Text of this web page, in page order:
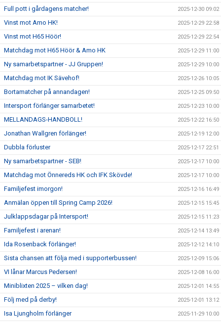
Full pott i gårdagens matcher! 2025-12-30 09:02
Vinst mot Amo HK! 2025-12-29 22:58
Vinst mot H65 Höör! 2025-12-29 22:54
Matchdag mot H65 Höör & Amo HK 2025-12-29 11:00
Ny samarbetspartner - JJ Gruppen! 2025-12-29 10:00
Matchdag mot IK Sävehof! 2025-12-26 10:05
Bortamatcher på annandagen! 2025-12-25 09:50
Intersport förlänger samarbetet! 2025-12-23 10:00
MELLANDAGS-HANDBOLL! 2025-12-22 16:50
Jonathan Wallgren förlänger! 2025-12-19 12:00
Dubbla förluster 2025-12-17 22:51
Ny samarbetspartner - SEB! 2025-12-17 10:00
Matchdag mot Önnereds HK och IFK Skövde! 2025-12-17 10:00
Familjefest imorgon! 2025-12-16 16:49
Anmälan öppen till Spring Camp 2026! 2025-12-15 15:45
Julklappsdagar på Intersport! 2025-12-15 11:23
Familjefest i arenan! 2025-12-14 13:49
Ida Rosenback förlänger! 2025-12-12 14:10
Sista chansen att följa med i supporterbussen! 2025-12-09 15:06
VI lånar Marcus Pedersen! 2025-12-08 16:00
Miniblixten 2025 – vilken dag! 2025-12-01 14:55
Följ med på derby! 2025-12-01 13:12
Isa Ljungholm förlänger 2025-11-29 10:00